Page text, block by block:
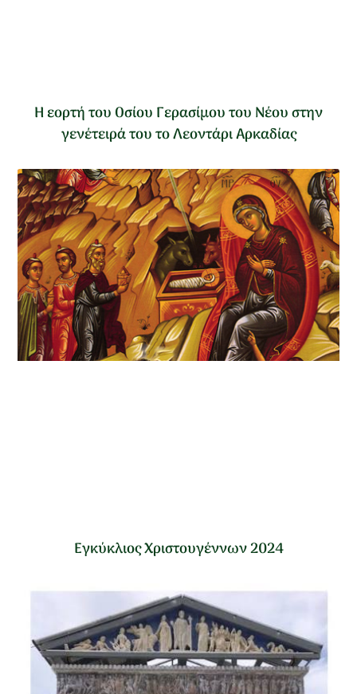
Η εορτή του Οσίου Γερασίμου του Νέου στην
γενέτειρά του το Λεοντάρι Αρκαδίας
Εγκύκλιος Χριστουγέννων 2024